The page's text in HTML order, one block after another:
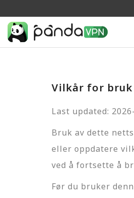
Vilkår for bruk
Last updated:
Bruk av dette
eller oppdatere
ved å fortsette å
Før du bruker